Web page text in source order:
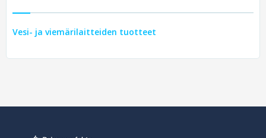
Vesi- ja viemärilaitteiden tuotteet